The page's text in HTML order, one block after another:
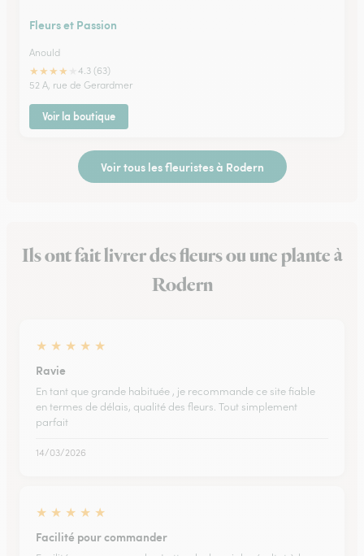
Fleurs et Passion
Anould
★★★★
4.3 (63)
52 A, rue de Gerardmer
Voir la boutique
Voir tous les fleuristes à Rodern
Ils ont fait livrer des fleurs ou une plante à
Rodern
★ ★ ★ ★ ★
Ravie
En tant que grande habituée , je recommande ce site fiable
en termes de délais, qualité des fleurs. Tout simplement
parfait
14/03/2026
★ ★ ★ ★ ★
Facilité pour commander